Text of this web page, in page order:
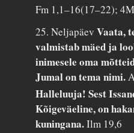
Fm 1,1–16(17–22);
25. NeljapäevVaata,
valmistab mäed ja
inimesele oma
Jumal on tema nimi.
Halleluuja! Sest
Kõigeväeline, on
kuningana.Ilm 19,6